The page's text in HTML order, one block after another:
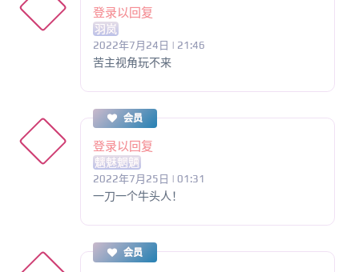
登录以回复
羽岚
2022年7月24日 | 21:46
苦主视角玩不来
会员
登录以回复
魑魅魍魉
2022年7月25日 | 01:31
一刀一个牛头人！
会员